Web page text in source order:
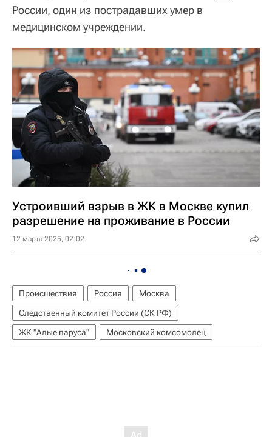
России, один из пострадавших умер в
медицинском учреждении.
Устроивший взрыв в ЖК в Москве купил
разрешение на проживание в России
12 марта 2025, 02:02
Происшествия Россия
Москва
Следственный комитет России (СК РФ)
ЖК "Алые паруса"
Московский комсомолец